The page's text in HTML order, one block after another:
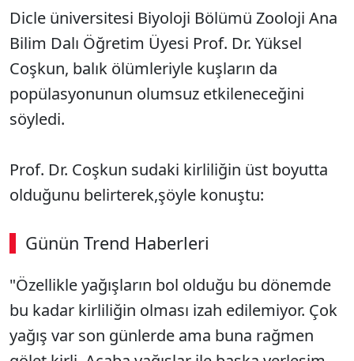
Dicle üniversitesi Biyoloji Bölümü Zooloji Ana
Bilim Dalı Öğretim Üyesi Prof. Dr. Yüksel
Coşkun, balık ölümleriyle kuşların da
popülasyonunun olumsuz etkileneceğini
söyledi.
Prof. Dr. Coşkun sudaki kirliliğin üst boyutta
olduğunu belirterek,şöyle konuştu:
Günün Trend Haberleri
"Özellikle yağışların bol olduğu bu dönemde
bu kadar kirliliğin olması izah edilemiyor. Çok
yağış var son günlerde ama buna rağmen